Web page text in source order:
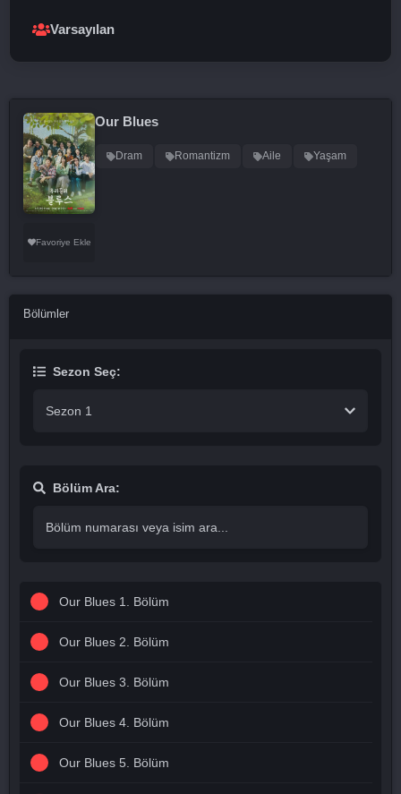
Varsayılan
Favoriye Ekle
Our Blues
Dram Romantizm Aile Yaşam
Bölümler
Sezon Seç:
Sezon 1
Bölüm Ara:
Our Blues 1. Bölüm
Our Blues 2. Bölüm
Our Blues 3. Bölüm
Our Blues 4. Bölüm
Our Blues 5. Bölüm